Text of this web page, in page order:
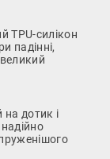
TPU-силікон
падінні,
дотик і